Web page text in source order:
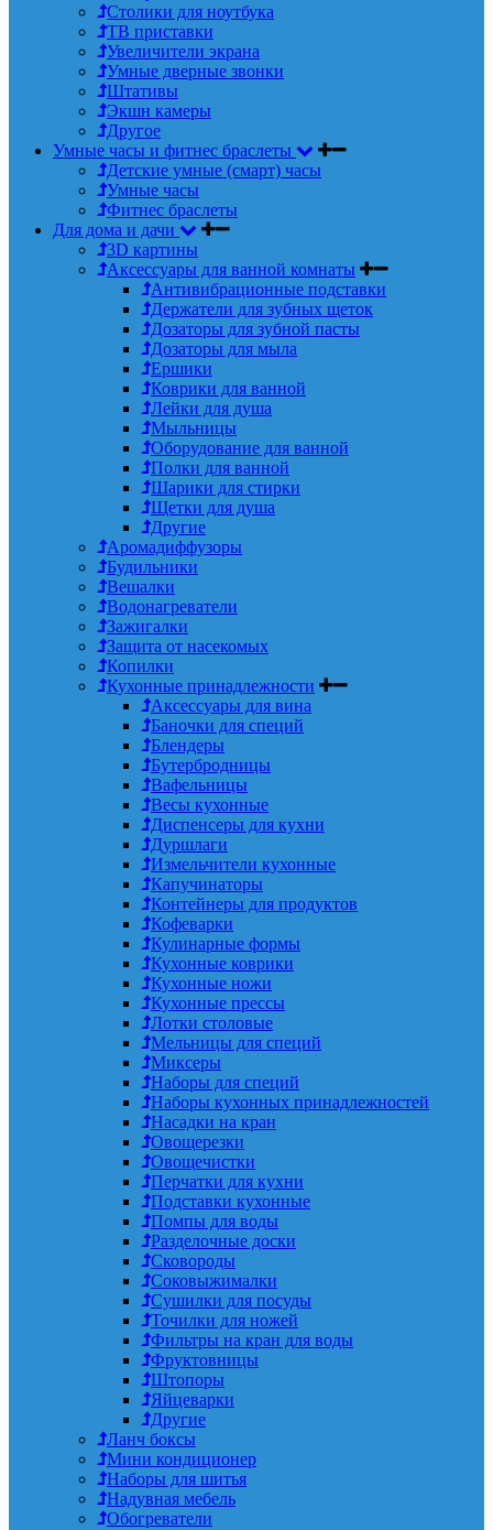
Столики для ноутбука
ТВ приставки
Увеличители экрана
Умные дверные звонки
Штативы
Экшн камеры
Другое
Умные часы и фитнес браслеты
Детские умные (смарт) часы
Умные часы
Фитнес браслеты
Для дома и дачи
3D картины
Аксессуары для ванной комнаты
Антивибрационные подставки
Держатели для зубных щеток
Дозаторы для зубной пасты
Дозаторы для мыла
Ершики
Коврики для ванной
Лейки для душа
Мыльницы
Оборудование для ванной
Полки для ванной
Шарики для стирки
Щетки для душа
Другие
Аромадиффузоры
Будильники
Вешалки
Водонагреватели
Зажигалки
Защита от насекомых
Копилки
Кухонные принадлежности
Аксессуары для вина
Баночки для специй
Блендеры
Бутербродницы
Вафельницы
Весы кухонные
Диспенсеры для кухни
Дуршлаги
Измельчители кухонные
Капучинаторы
Контейнеры для продуктов
Кофеварки
Кулинарные формы
Кухонные коврики
Кухонные ножи
Кухонные прессы
Лотки столовые
Мельницы для специй
Миксеры
Наборы для специй
Наборы кухонных принадлежностей
Насадки на кран
Овощерезки
Овощечистки
Перчатки для кухни
Подставки кухонные
Помпы для воды
Разделочные доски
Сковороды
Соковыжималки
Сушилки для посуды
Точилки для ножей
Фильтры на кран для воды
Фруктовницы
Штопоры
Яйцеварки
Другие
Ланч боксы
Мини кондиционер
Наборы для шитья
Надувная мебель
Обогреватели